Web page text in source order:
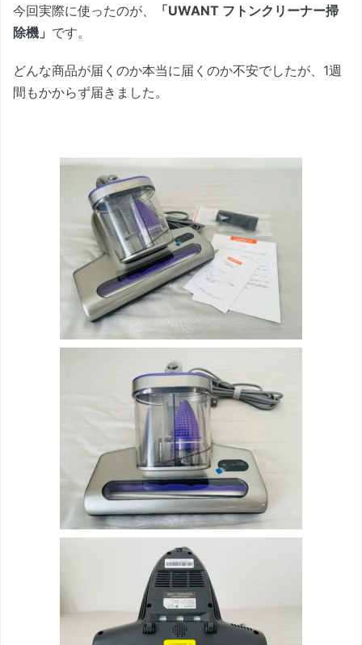
今回実際に使ったのが、
「UWANT フトンクリーナー掃
除機」 です。
どんな商品が届くのか本当に届くのか不安でしたが、1週
間もかからず届きました。